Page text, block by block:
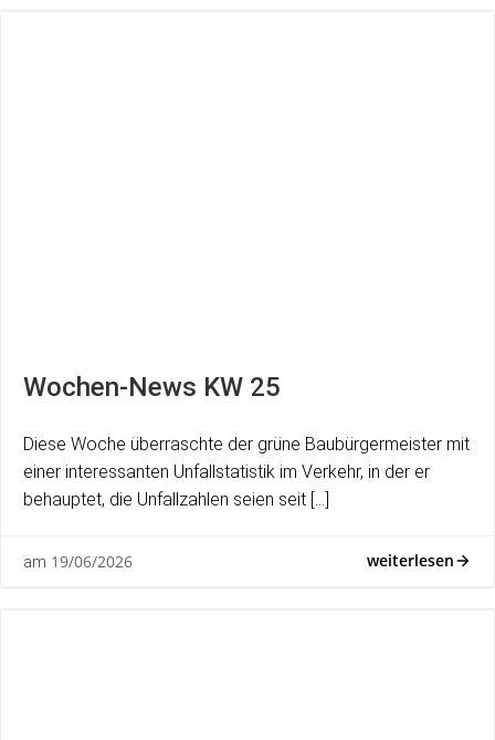
Wochen-News KW 25
Diese Woche überraschte der grüne Baubürgermeister mit
einer interessanten Unfallstatistik im Verkehr, in der er
behauptet, die Unfallzahlen seien seit […]
am 19/06/2026 weiterlesen